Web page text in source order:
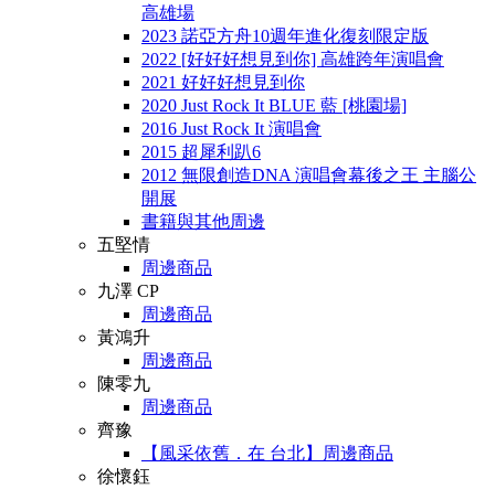
高雄場
2023 諾亞方舟10週年進化復刻限定版
2022 [好好好想見到你] 高雄跨年演唱會
2021 好好好想見到你
2020 Just Rock It BLUE 藍 [桃園場]
2016 Just Rock It 演唱會
2015 超犀利趴6
2012 無限創造DNA 演唱會幕後之王 主腦公
開展
書籍與其他周邊
五堅情
周邊商品
九澤 CP
周邊商品
黃鴻升
周邊商品
陳零九
周邊商品
齊豫
【風采依舊．在 台北】周邊商品
徐懷鈺